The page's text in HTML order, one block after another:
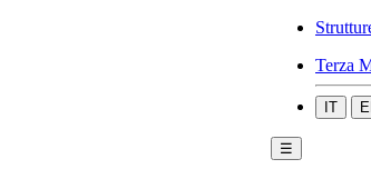
Terza
IT
☰